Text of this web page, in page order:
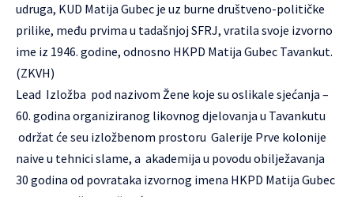
udruga, KUD Matija Gubec je uz burne društveno-političke
prilike, među prvima u tadašnjoj SFRJ, vratila svoje izvorno
ime iz 1946. godine, odnosno HKPD Matija Gubec Tavankut.
(ZKVH)
Lead Izložba pod nazivom Žene koje su oslikale sjećanja –
60. godina organiziranog likovnog djelovanja u Tavankutu
održat će seu izložbenom prostoru Galerije Prve kolonije
naive u tehnici slame, a akademija u povodu obilježavanja
30 godina od povrataka izvornog imena HKPD Matija Gubec